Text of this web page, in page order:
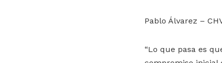
Pablo Álvarez –
“Lo que pasa es